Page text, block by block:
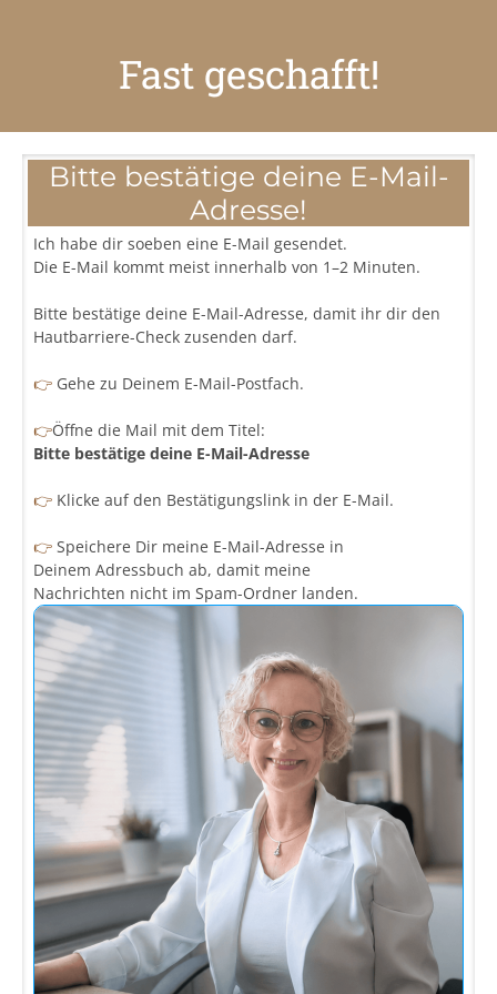
Fast geschafft!
Bitte bestätige deine E-Mail-
Adresse!
Ich habe dir soeben eine E-Mail gesendet.
Die E-Mail kommt meist innerhalb von 1–2 Minuten.
Bitte bestätige deine E-Mail-Adresse, damit ihr dir den
Hautbarriere-Check zusenden darf.
👉 Gehe zu Deinem E-Mail-Postfach.
👉Öffne die Mail mit dem Titel:
Bitte bestätige deine E-Mail-Adresse
👉 Klicke auf den Bestätigungslink in der E-Mail.
👉 Speichere Dir meine E-Mail-Adresse in
Deinem Adressbuch ab, damit meine
Nachrichten nicht im Spam-Ordner landen.